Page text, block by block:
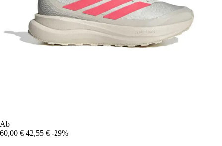
Ab
60,00 € 42,55 € -29%